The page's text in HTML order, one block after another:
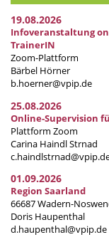
19.08.2026
Infoveranstaltung
TrainerIN
Zoom-Plattform
Bärbel Hörner
b.hoerner@vpip.de
25.08.2026
Online-Supervision
Plattform Zoom
Carina Haindl Strnad
01.09.2026
Region Saarland
66687 Wadern-
Doris Haupenthal
d.haupenthal@vpip.de